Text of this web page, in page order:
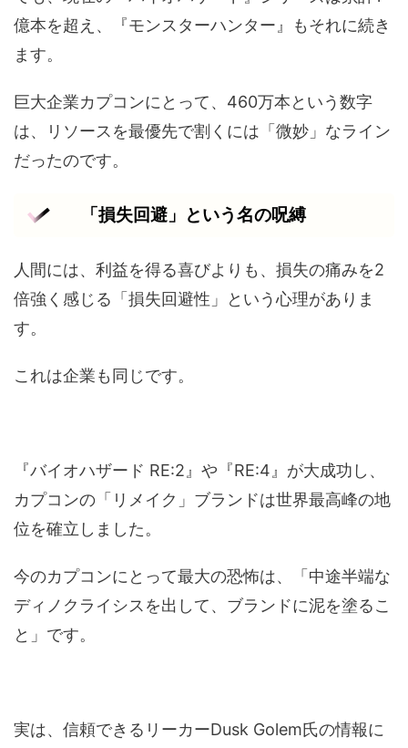
億本を超え、『モンスターハンター』もそれに続き
ます。
巨大企業カプコンにとって、460万本という数字
は、リソースを最優先で割くには「微妙」なライン
だったのです。
「損失回避」という名の呪縛
人間には、利益を得る喜びよりも、損失の痛みを2
倍強く感じる「損失回避性」という心理がありま
す。
これは企業も同じです。
『バイオハザード RE:2』や『RE:4』が大成功し、
カプコンの「リメイク」ブランドは世界最高峰の地
位を確立しました。
今のカプコンにとって最大の恐怖は、「中途半端な
ディノクライシスを出して、ブランドに泥を塗るこ
と」です。
実は、信頼できるリーカーDusk Golem氏の情報に